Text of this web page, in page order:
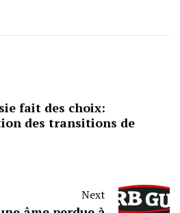
fait des choix:
des transitions de
Next